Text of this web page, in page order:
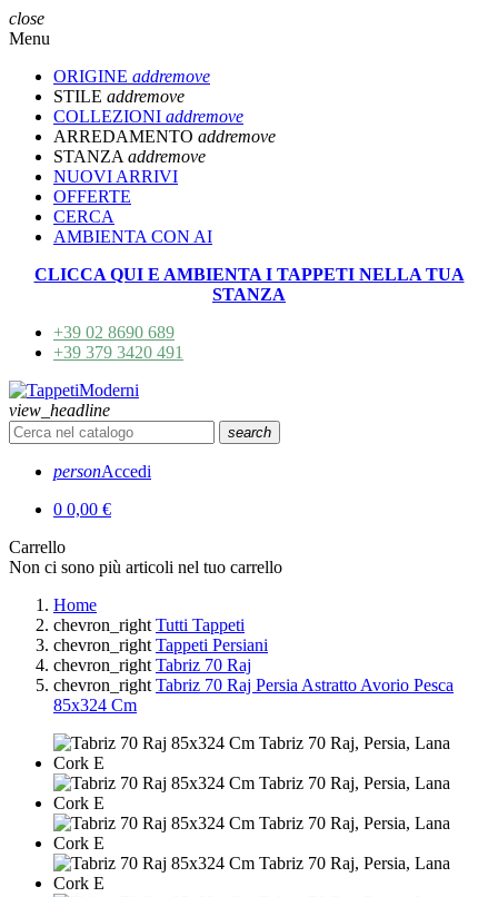
close
Menu
ORIGINE addremove
STILE addremove
COLLEZIONI addremove
ARREDAMENTO addremove
STANZA addremove
NUOVI ARRIVI
OFFERTE
CERCA
AMBIENTA CON AI
CLICCA QUI E AMBIENTA I TAPPETI NELLA TUA
STANZA
+39 02 8690 689
+39 379 3420 491
view_headline
search
personAccedi
0 0,00 €
Carrello
Non ci sono più articoli nel tuo carrello
Home
chevron_right Tutti Tappeti
chevron_right Tappeti Persiani
chevron_right Tabriz 70 Raj
chevron_right Tabriz 70 Raj Persia Astratto Avorio Pesca
85x324 Cm